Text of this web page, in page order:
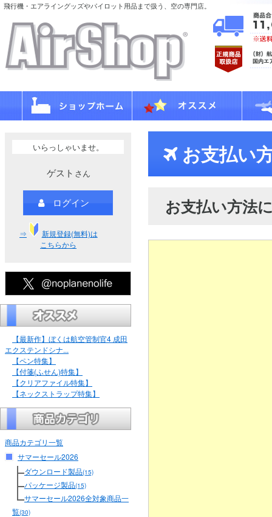
飛行機・エアライングッズやパイロット用品まで扱う、空の専門店。
いらっしゃいませ。
ゲスト さん
ログイン
⇒
新規登録(無料)は
こちらから
【最新作】ぼくは航空管制官4 成田
エクステンドシナ...
【ペン特集】
【付箋(ふせん)特集】
【クリアファイル特集】
【ネックストラップ特集】
商品カテゴリ一覧
サマーセール2026
ダウンロード製品(15)
パッケージ製品(15)
サマーセール2026全対象商品一
覧(30)
お支払い
お支払い方法